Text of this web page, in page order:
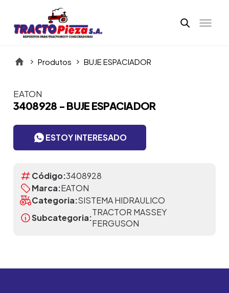
Produtos BUJE ESPACIADOR
Itens da Galeria
EATON
3408928 - BUJE ESPACIADOR
ESTOY INTERESADO
Código:3408928
Marca:EATON
Categoria:SISTEMA HIDRAULICO
Subcategoria:
TRACTOR MASSEY
FERGUSON